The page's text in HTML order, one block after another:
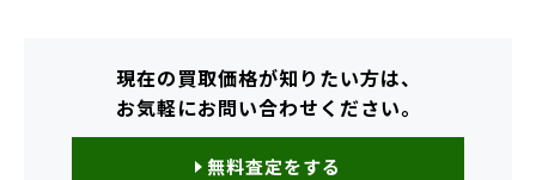
現在の買取価格が知りたい方は、
お気軽にお問い合わせください。
無料査定をする